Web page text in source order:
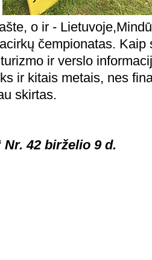
o ir -
čempionatas.
ir verslo
ir kitais metais, nes
skirtas.
42 birželio 9 d.